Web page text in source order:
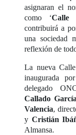
asignaran el
como ‘Calle
contribuirá a
una sociedad
reflexión de
La nueva
inaugurada
delegado
Callado García
Valencia,
y Cristián
Almansa.